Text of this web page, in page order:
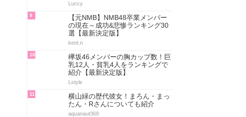
Luccy
9
【元NMB】NMB48卒業メンバー
の現在～成功&悲惨ランキング30
選【最新決定版】
kent.n
10
欅坂46メンバーの胸カップ数！巨
乳12人・貧乳4人をランキングで
紹介【最新決定版】
Lstyle
11
横山緑の歴代彼女！まろん・まっ
たん・Rさんについても紹介
aquanaut369